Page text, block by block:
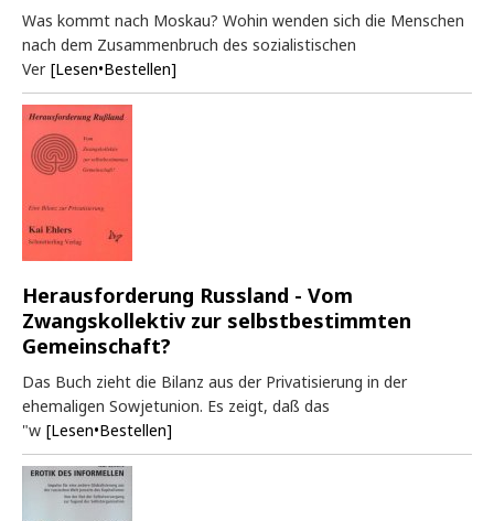
Was kommt nach Moskau? Wohin wenden sich die Menschen
nach dem Zusammenbruch des sozialistischen
Ver [Lesen•Bestellen]
Herausforderung Russland - Vom
Zwangskollektiv zur selbstbestimmten
Gemeinschaft?
Das Buch zieht die Bilanz aus der Privatisierung in der
ehemaligen Sowjetunion. Es zeigt, daß das
"w [Lesen•Bestellen]